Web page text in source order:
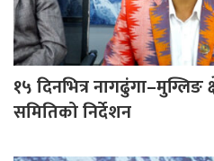
१५ दिनभित्र नागढुंगा–मुग्लिङ
समितिको निर्देशन